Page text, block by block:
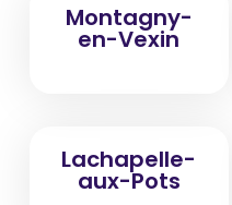
Montagny-
en-Vexin
Lachapelle-
aux-Pots